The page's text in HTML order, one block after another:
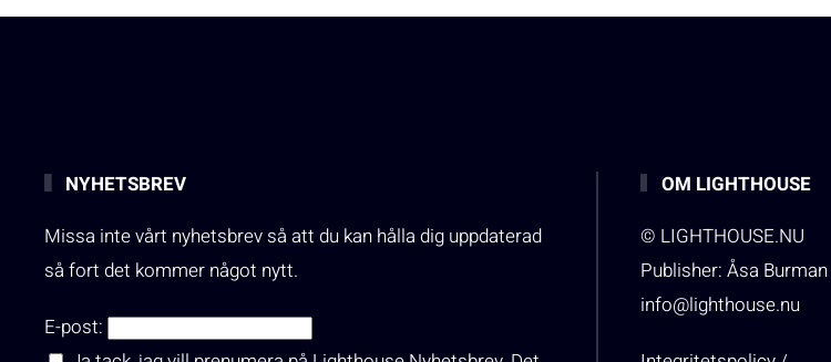
NYHETSBREV
Missa inte vårt nyhetsbrev så att du kan hålla dig uppdaterad
så fort det kommer något nytt.
E-post:
OM LIGHTHOUSE
© LIGHTHOUSE.NU
Publisher: Åsa Burman
info@lighthouse.nu